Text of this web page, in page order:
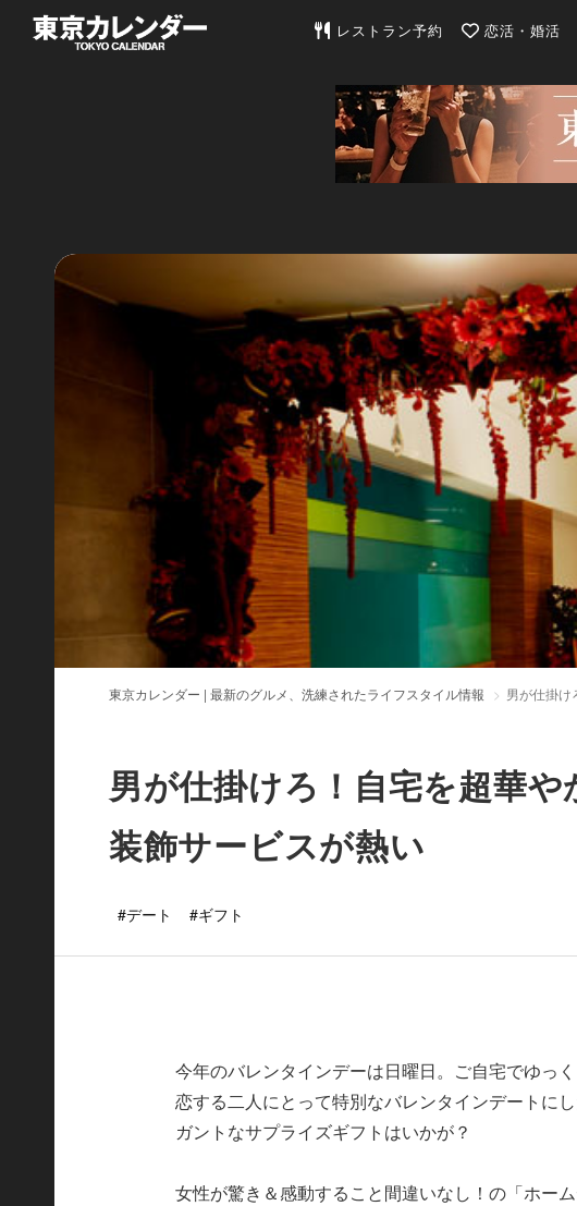
東京カレンダー | 最新のグルメ、洗
レストラン予約 恋活・婚活
東京カレンダー | 最新のグルメ、洗練されたライフスタイル情報 男が仕掛け
男が仕掛けろ！自宅を超華
装飾サービスが熱い
#デート #ギフト
今年のバレンタインデーは日曜日。ご自宅でゆっ
恋する二人にとって特別なバレンタインデートに
ガントなサプライズギフトはいかが？
女性が驚き＆感動すること間違いなし！の「ホー